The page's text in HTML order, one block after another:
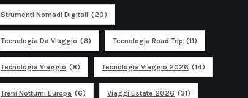
Strumenti Nomadi Digitali (20)
Tecnologia Da Viaggio (8) Tecnologia Road Trip (11)
Tecnologia Viaggio (8) Tecnologia Viaggio 2026 (14)
Treni Notturni Europa (6) Viaggi Estate 2026 (31)